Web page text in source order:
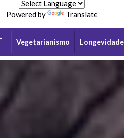
Powered by Translate
Vegetarianismo Longevidade